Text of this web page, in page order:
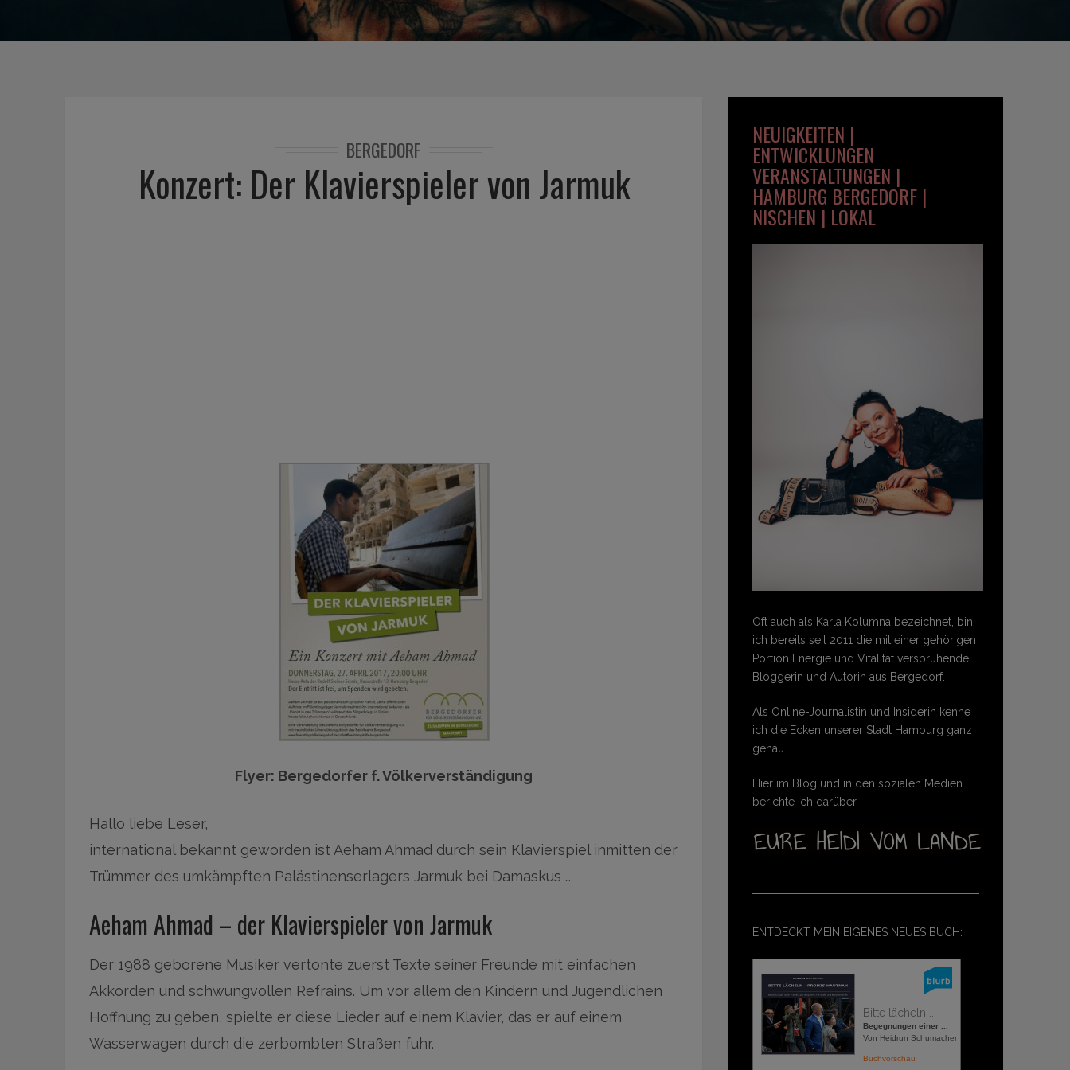
BERGEDORF
Konzert: Der Klavierspieler von Jarmuk
Flyer: Bergedorfer f. Völkerverständigung
Hallo liebe Leser,
international bekannt geworden ist Aeham Ahmad durch sein Klavierspiel inmitten der
Trümmer des umkämpften Palästinenserlagers Jarmuk bei Damaskus …
Aeham Ahmad – der Klavierspieler von Jarmuk
Der 1988 geborene Musiker vertonte zuerst Texte seiner Freunde mit einfachen
Akkorden und schwungvollen Refrains. Um vor allem den Kindern und Jugendlichen
Hoffnung zu geben, spielte er diese Lieder auf einem Klavier, das er auf einem
Wasserwagen durch die zerbombten Straßen fuhr.
NEUIGKEITEN |
ENTWICKLUNGEN
VERANSTALTUNGEN |
HAMBURG BERGEDORF |
NISCHEN | LOKAL
Oft auch als Karla Kolumna bezeichnet, bin
ich bereits seit 2011 die mit einer gehörigen
Portion Energie und Vitalität versprühende
Bloggerin und Autorin aus Bergedorf.
Als Online-Journalistin und Insiderin kenne
ich die Ecken unserer Stadt Hamburg ganz
genau.
Hier im Blog und in den sozialen Medien
berichte ich darüber.
ENTDECKT MEIN EIGENES NEUES BUCH:
Bitte lächeln ...
Begegnungen einer ...
Von Heidrun Schumacher
Buchvorschau